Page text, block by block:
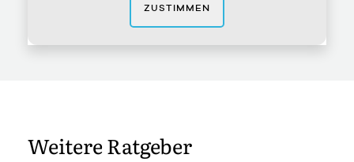
ZUSTIMMEN
Weitere Ratgeber